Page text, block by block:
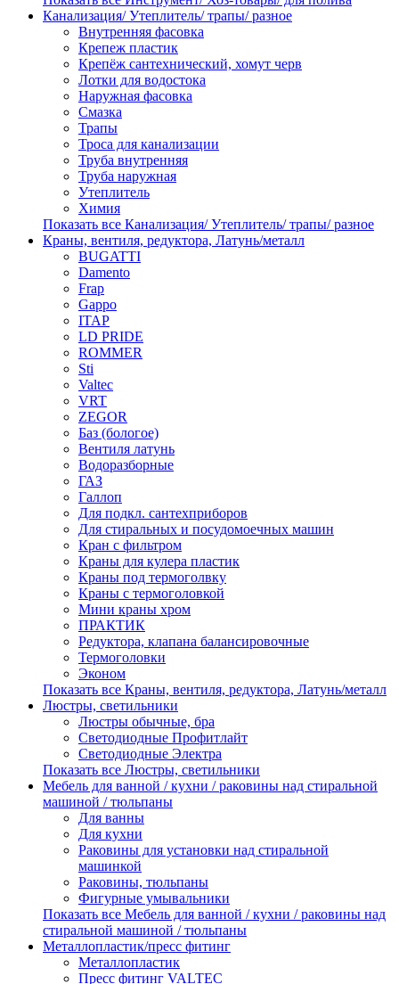
Канализация/ Утеплитель/ трапы/ разное
Внутренняя фасовка
Крепеж пластик
Крепёж сантехнический, хомут черв
Лотки для водостока
Наружная фасовка
Смазка
Трапы
Троса для канализации
Труба внутренняя
Труба наружная
Утеплитель
Химия
Показать все Канализация/ Утеплитель/ трапы/ разное
Краны, вентиля, редуктора, Латунь/металл
BUGATTI
Damento
Frap
Gappo
ITAP
LD PRIDE
ROMMER
Sti
Valtec
VRT
ZEGOR
Баз (бологое)
Вентиля латунь
Водоразборные
ГАЗ
Галлоп
Для подкл. сантехприборов
Для стиральных и посудомоечных машин
Кран с фильтром
Краны для кулера пластик
Краны под термоголвку
Краны с термоголовкой
Мини краны хром
ПРАКТИК
Редуктора, клапана балансировочные
Термоголовки
Эконом
Показать все Краны, вентиля, редуктора, Латунь/металл
Люстры, светильники
Люстры обычные, бра
Светодиодные Профитлайт
Светодиодные Электра
Показать все Люстры, светильники
Мебель для ванной / кухни / раковины над стиральной
машиной / тюльпаны
Для ванны
Для кухни
Раковины для установки над стиральной
машинкой
Раковины, тюльпаны
Фигурные умывальники
Показать все Мебель для ванной / кухни / раковины над
стиральной машиной / тюльпаны
Металлопластик/пресс фитинг
Металлопластик
Пресс фитинг VALTEС